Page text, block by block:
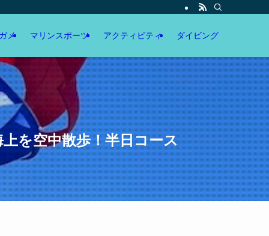
メ マリンスポーツ アクティビティ ダイビング
を空中散歩！半日コース